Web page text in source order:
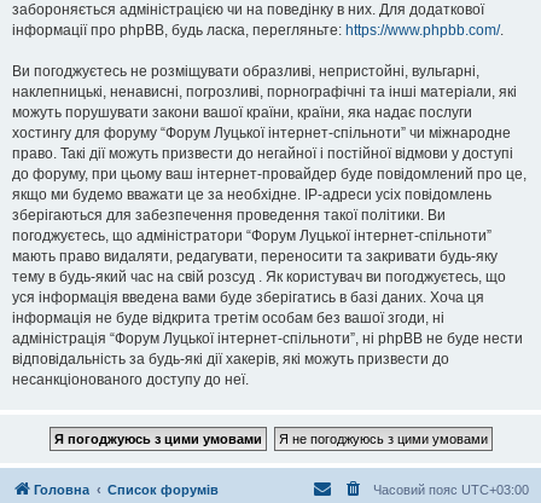
забороняється адміністрацією чи на поведінку в них. Для додаткової
інформації про phpBB, будь ласка, перегляньте: https://www.phpbb.com/.
Ви погоджуєтесь не розміщувати образливі, непристойні, вульгарні,
наклепницькі, ненависні, погрозливі, порнографічні та інші матеріали, які
можуть порушувати закони вашої країни, країни, яка надає послуги
хостингу для форуму “Форум Луцької інтернет-спільноти” чи міжнародне
право. Такі дії можуть призвести до негайної і постійної відмови у доступі
до форуму, при цьому ваш інтернет-провайдер буде повідомлений про це,
якщо ми будемо вважати це за необхідне. IP-адреси усіх повідомлень
зберігаються для забезпечення проведення такої політики. Ви
погоджуєтесь, що адміністратори “Форум Луцької інтернет-спільноти”
мають право видаляти, редагувати, переносити та закривати будь-яку
тему в будь-який час на свій розсуд . Як користувач ви погоджуєтесь, що
уся інформація введена вами буде зберігатись в базі даних. Хоча ця
інформація не буде відкрита третім особам без вашої згоди, ні
адміністрація “Форум Луцької інтернет-спільноти”, ні phpBB не буде нести
відповідальність за будь-які дії хакерів, які можуть призвести до
несанкціонованого доступу до неї.
Головна Список форумів Часовий пояс UTC+03:00